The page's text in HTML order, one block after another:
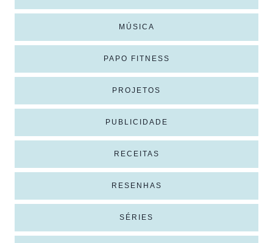
MÚSICA
PAPO FITNESS
PROJETOS
PUBLICIDADE
RECEITAS
RESENHAS
SÉRIES